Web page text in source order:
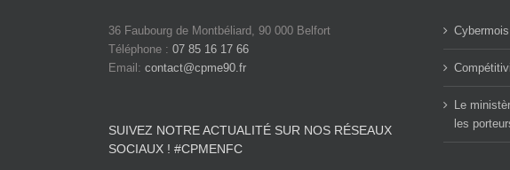
36 Faubourg de Montbéliard, 90 000 Belfort
Téléphone : 07 85 16 17 66
Email: contact@cpme90.fr
SUIVEZ NOTRE ACTUALITÉ SUR NOS RÉSEAUX
SOCIAUX ! #CPMENFC
Le
les